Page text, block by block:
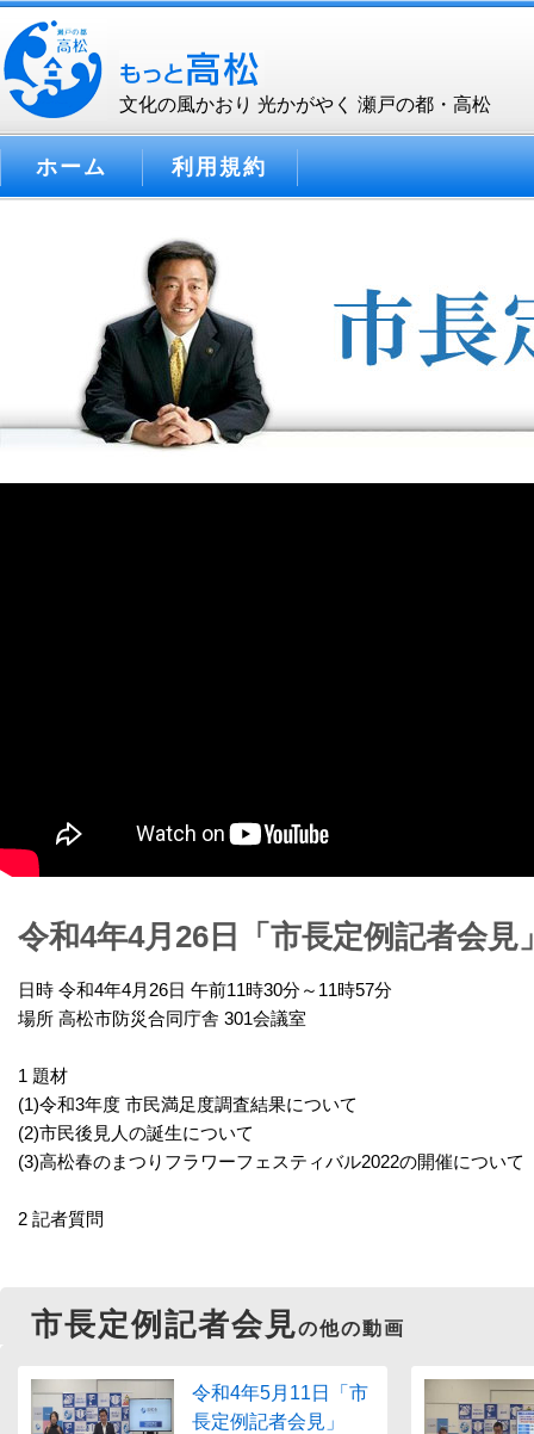
文化の風かおり 光かがやく 瀬戸の都・高松
ホーム 利用規約
令和4年4月26日「市長定例記者会見
日時 令和4年4月26日 午前11時30分～11時57分
場所 高松市防災合同庁舎 301会議室
1 題材
(1)令和3年度 市民満足度調査結果について
(2)市民後見人の誕生について
(3)高松春のまつりフラワーフェスティバル2022の開催について
2 記者質問
市長定例記者会見の他の動画
令和4年5月11日「市
長定例記者会見」